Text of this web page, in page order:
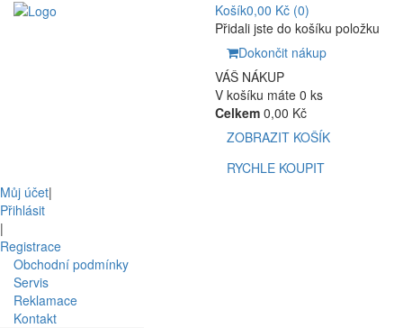
Košík0,00 Kč (0)
Přidali jste do košíku položku
Dokončit nákup
VÁŠ NÁKUP
V košíku máte 0 ks
Celkem 0,00 Kč
ZOBRAZIT KOŠÍK
RYCHLE KOUPIT
Můj účet|
Přihlásit
|
Registrace
Obchodní podmínky
Servis
Reklamace
Kontakt